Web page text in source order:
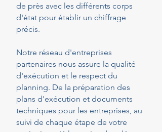
de près avec les différents corps
d'état pour établir un chiffrage
précis.
Notre réseau d'entreprises
partenaires nous assure la qualité
d'exécution et le respect du
planning. De la préparation des
plans d'exécution et documents
techniques pour les entreprises, au
suivi de chaque étape de votre